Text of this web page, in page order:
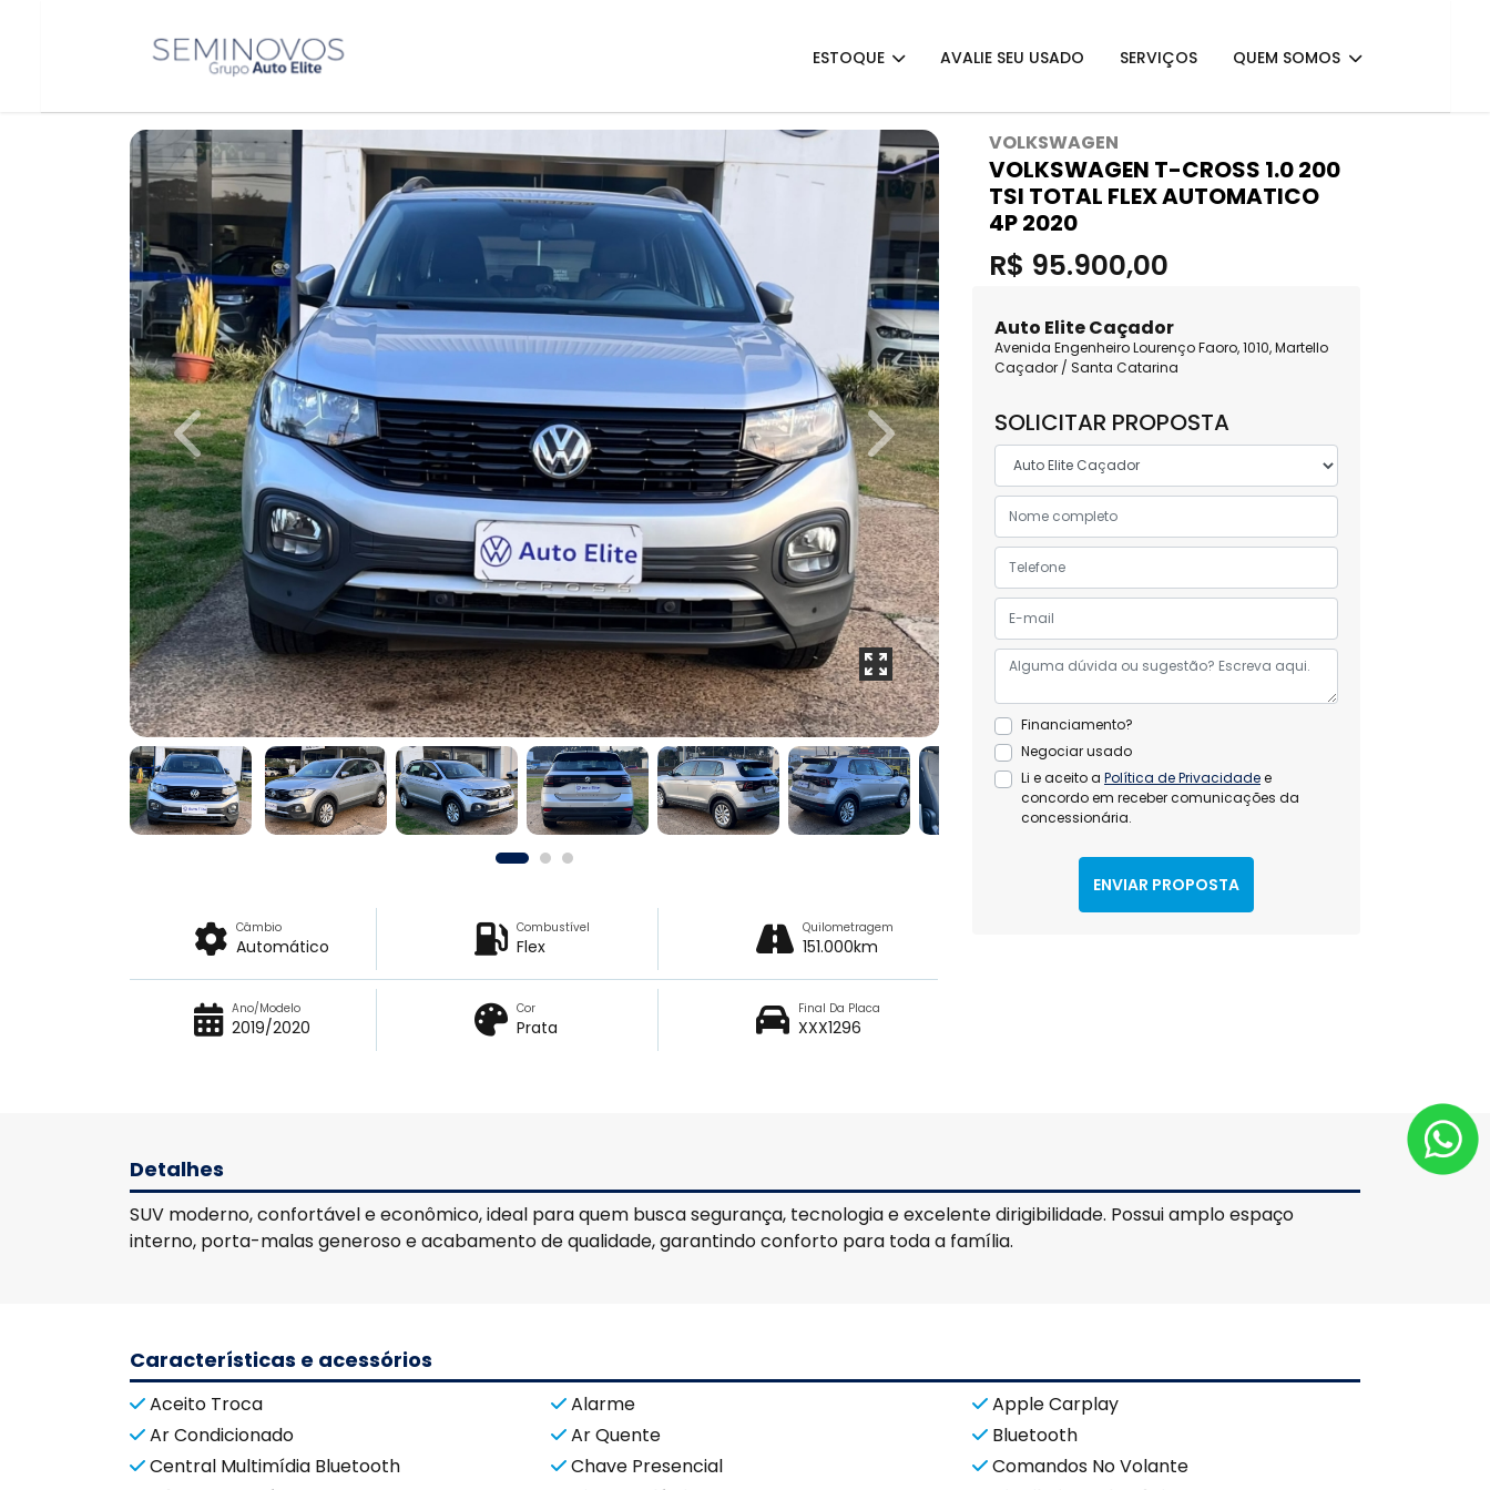
ESTOQUE AVALIE SEU USADO SERVIÇOS QUEM SOMOS
VOLKSWAGEN
VOLKSWAGEN T-CROSS 1.0 200
TSI TOTAL FLEX AUTOMATICO
4P 2020
R$ 95.900,00
Auto Elite Caçador
Avenida Engenheiro Lourenço Faoro, 1010, Martello
Caçador / Santa Catarina
SOLICITAR PROPOSTA
Financiamento?
Negociar usado
Li e aceito a Política de Privacidadee
concordo em receber comunicações da
concessionária.
ENVIAR PROPOSTA
Previous Next
Câmbio
Automático
Combustível
Flex
Quilometragem
151.000km
Ano/Modelo
2019/2020
Cor
Prata
Final Da Placa
XXX1296
Detalhes
SUV moderno, confortável e econômico, ideal para quem busca segurança, tecnologia e excelente dirigibilidade. Possui amplo espaço
interno, porta-malas generoso e acabamento de qualidade, garantindo conforto para toda a família.
Características e acessórios
Aceito Troca Alarme
Apple Carplay
Ar Condicionado
Ar Quente
Bluetooth
Central Multimídia Bluetooth
Chave Presencial
Comandos No Volante